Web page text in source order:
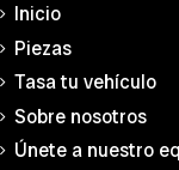
Inicio
Piezas
Tasa tu vehículo
Sobre nosotros
Únete a nuestro